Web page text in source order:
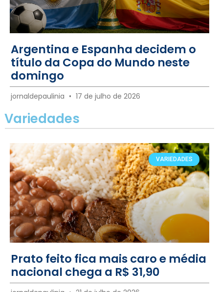
Argentina e Espanha decidem o
título da Copa do Mundo neste
domingo
jornaldepaulinia 17 de julho de 2026
Variedades
VARIEDADES
Prato feito fica mais caro e média
nacional chega a R$ 31,90